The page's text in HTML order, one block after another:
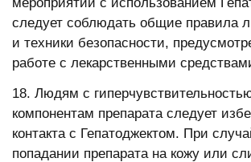
следует соблюдать общие правила
и техники безопасности,
работе с лекарственными
18. Людям с
компонентам препарата следует
контакта с Гепатоджектом. При
попадании препарата на кожу или